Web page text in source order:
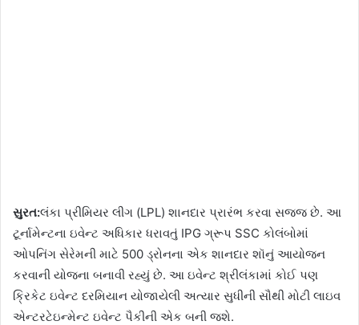
સુરત:લંકા પ્રીમિયર લીગ (LPL) શાનદાર પ્રારંભ કરવા સજ્જ છે. આ
ટૂર્નામેન્ટના ઇવેન્ટ અધિકાર ધરાવતું IPG ગ્રૂપ SSC કોલંબોમાં
ઓપનિંગ સેરેમની માટે 500 ડ્રોનના એક શાનદાર શૉનું આયોજન
કરવાની યોજના બનાવી રહ્યું છે. આ ઇવેન્ટ શ્રીલંકામાં કોઈ પણ
ક્રિકેટ ઇવેન્ટ દરમિયાન યોજાયેલી અત્યાર સુધીની સૌથી મોટી લાઇવ
એન્ટરટેઇન્મેન્ટ ઇવેન્ટ પૈકીની એક બની જશે.